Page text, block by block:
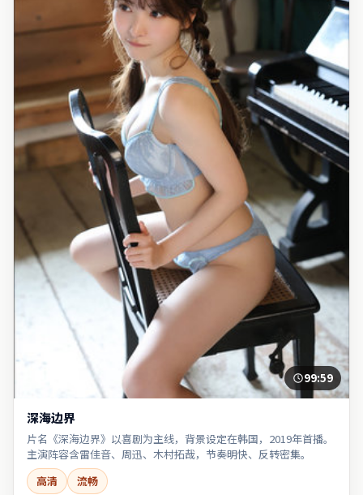
99:59
深海边界
片名《深海边界》以喜剧为主线，背景设定在韩国，2019年首播。
主演阵容含雷佳音、周迅、木村拓哉，节奏明快、反转密集。
高清
流畅